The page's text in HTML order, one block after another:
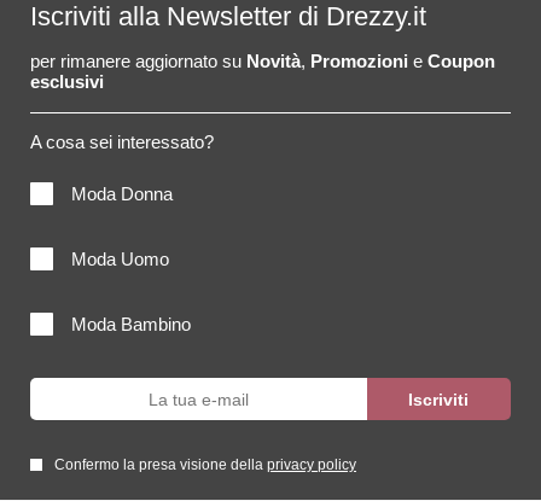
Iscriviti alla Newsletter di Drezzy.it
per rimanere aggiornato su Novità, Promozioni e Coupon
esclusivi
A cosa sei interessato?
Moda Donna
Moda Uomo
Moda Bambino
Confermo la presa visione della privacy policy